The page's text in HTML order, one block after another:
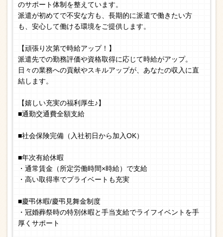
のサポート体制を整えています。
派遣が初めてで不安な方も、長期的に派遣で働きたい方
も、安心して働ける環境をご提供します。
【頑張り次第で時給アップ！】
派遣先での勤務評価や資格取得に応じて時給がアップ。
日々の業務への貢献やスキルアップが、あなたの収入に直
結します。
【嬉しい充実の福利厚生♪】
■通勤交通費全額支給
■社会保険完備（入社初日から加入OK）
■年次有給休暇
・通常賃金（所定労働時間×時給）で支給
・高い取得率でプライベートも充実
■慶弔休暇/慶弔見舞金制度
・冠婚葬祭時の特別休暇と手当支給でライフイベントを手
厚くサポート